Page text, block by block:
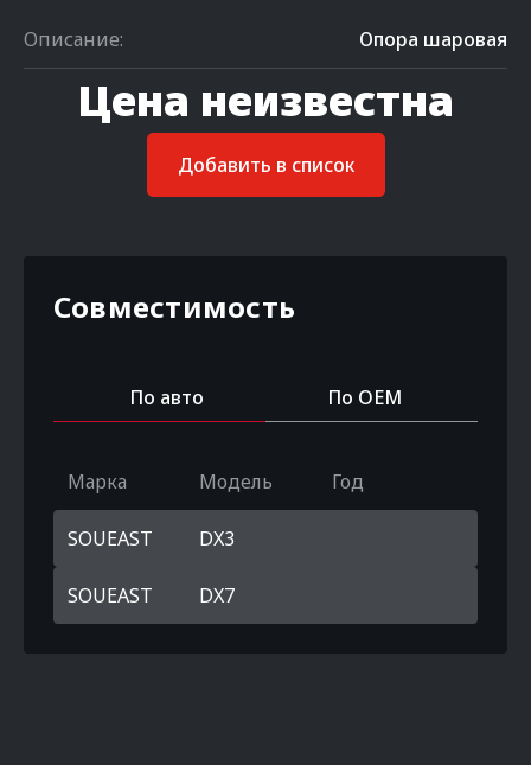
Описание: Опора шаровая
Цена неизвестна
Добавить в список
Совместимость
По авто По OEM
Марка Модель Год
SOUEAST DX3
SOUEAST DX7